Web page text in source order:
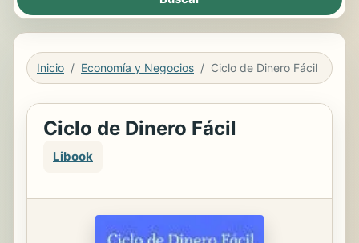
Inicio Economía y Negocios Ciclo de Dinero Fácil
Ciclo de Dinero Fácil
Libook